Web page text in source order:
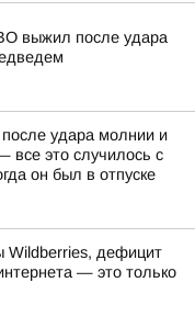
выжил после удара
удара молнии и
все это случилось с
он был в отпуске
Wildberries, дефицит
— это только